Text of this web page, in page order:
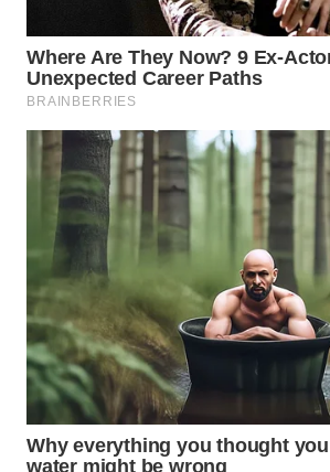
LISTRIK
WAHANA
TRAVEL
WAHANA
TV
WAHANANEWS
WAHANANEWS
CO ID
WAHANANEWS
NET